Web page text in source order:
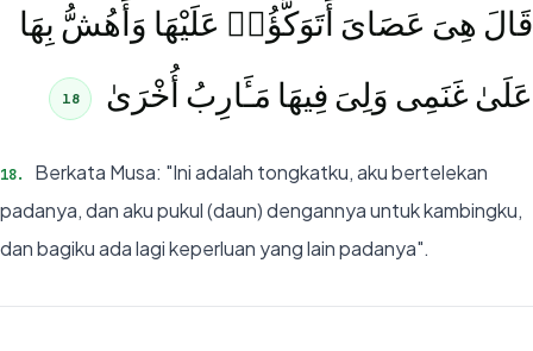
قَالَ هِىَ عَصَاىَ أَتَوَكَّؤُا۟ عَلَيْهَا وَأَهُشُّ بِهَا
عَلَىٰ غَنَمِى وَلِىَ فِيهَا مَـَٔارِبُ أُخْرَىٰ
18
18.
Berkata Musa: "Ini adalah tongkatku, aku bertelekan
padanya, dan aku pukul (daun) dengannya untuk kambingku,
dan bagiku ada lagi keperluan yang lain padanya".